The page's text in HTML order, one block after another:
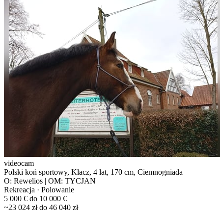
videocam
Polski koń sportowy, Klacz, 4 lat, 170 cm, Ciemnogniada
O: Rewelios | OM: TYCJAN
Rekreacja · Polowanie
5 000 € do 10 000 €
~23 024 zł do 46 040 zł